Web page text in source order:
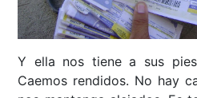
Y ella nos tiene a sus
Caemos rendidos. No hay